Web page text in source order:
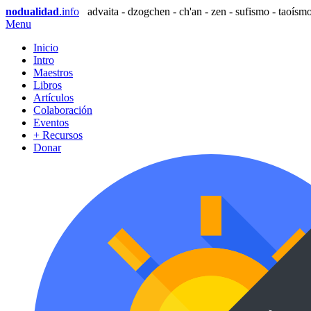
nodualidad.info
advaita - dzogchen - ch'an - zen - sufismo -
Menu
Inicio
Intro
Maestros
Libros
Artículos
Colaboración
Eventos
+ Recursos
Donar